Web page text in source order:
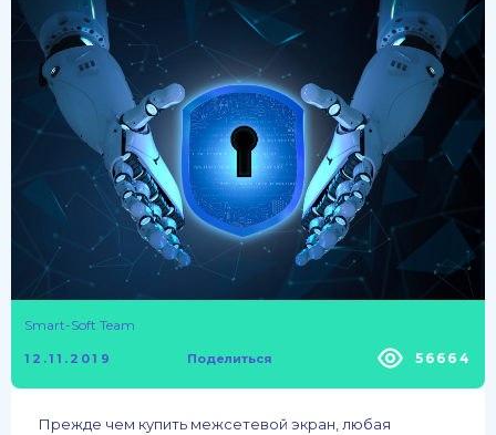
Smart-Soft Team
12.11.2019 Поделиться 56664
Прежде чем купить межсетевой экран, любая